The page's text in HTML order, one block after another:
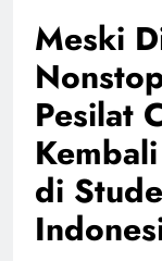
Meski
Pesilat
di